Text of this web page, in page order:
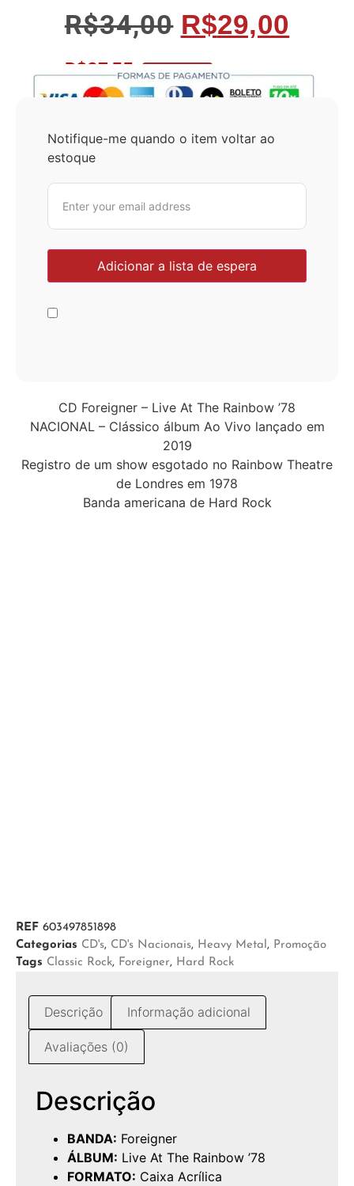
R$34,00 R$29,00
R$27,55 No Pix 5% OFF
Notifique-me quando o item voltar ao
estoque
CD Foreigner – Live At The Rainbow ’78
NACIONAL – Clássico álbum Ao Vivo lançado em
2019
Registro de um show esgotado no Rainbow Theatre
de Londres em 1978
Banda americana de Hard Rock
REF 603497851898
Categorias CD's, CD's Nacionais, Heavy Metal , Promoção
Tags Classic Rock, Foreigner, Hard Rock
Descrição Informação adicional
Avaliações (0)
Descrição
BANDA: Foreigner
ÁLBUM: Live At The Rainbow ’78
FORMATO: Caixa Acrílica